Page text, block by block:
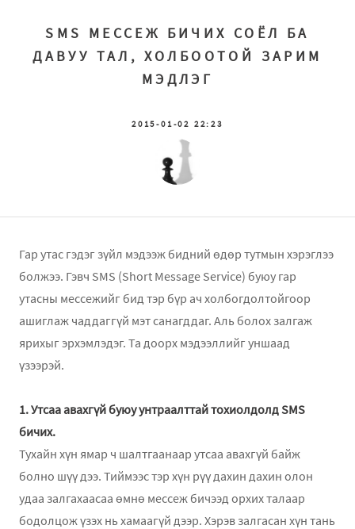
SMS МЕССЕЖ БИЧИХ СОЁЛ БА
ДАВУУ ТАЛ, ХОЛБООТОЙ ЗАРИМ
МЭДЛЭГ
2015-01-02 22:23
Гар утас гэдэг зүйл мэдээж бидний өдөр тутмын хэрэглээ
болжээ. Гэвч SMS (Short Message Service) буюу гар
утасны мессежийг бид тэр бүр ач холбогдолтойгоор
ашиглаж чаддаггүй мэт санагддаг. Аль болох залгаж
ярихыг эрхэмлэдэг. Та доорх мэдээллийг уншаад
үзээрэй.
1. Утсаа авахгүй буюу унтраалттай тохиолдолд SMS
бичих.
Тухайн хүн ямар ч шалтгаанаар утсаа авахгүй байж
болно шүү дээ. Тиймээс тэр хүн рүү дахин дахин олон
удаа залгахаасаа өмнө мессеж бичээд орхих талаар
бодолцож үзэх нь хамаагүй дээр. Хэрэв залгасан хүн тань